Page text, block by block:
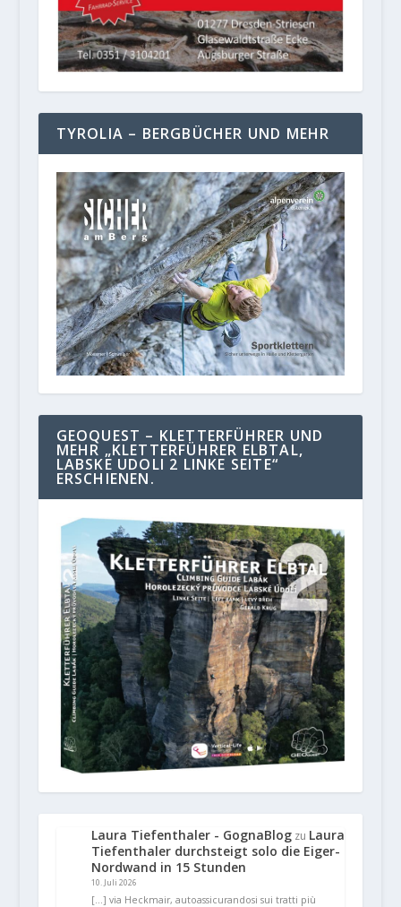
TYROLIA – BERGBÜCHER UND MEHR
GEOQUEST – KLETTERFÜHRER UND
MEHR „KLETTERFÜHRER ELBTAL,
LABSKE UDOLI 2 LINKE SEITE“
ERSCHIENEN.
Laura Tiefenthaler - GognaBlogzu Laura
Tiefenthaler durchsteigt solo die Eiger-
Nordwand in 15 Stunden
10. Juli 2026
[…] via Heckmair, autoassicurandosi sui tratti più